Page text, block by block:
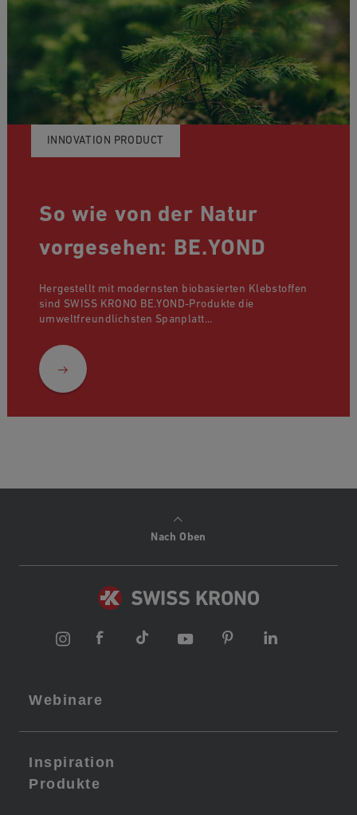
INNOVATION PRODUCT
So wie von der Natur
vorgesehen: BE.YOND
Hergestellt mit modernsten biobasierten Klebstoffen
sind SWISS KRONO BE.YOND-Produkte die
umweltfreundlichsten Spanplatt...
Nach Oben
Webinare
Inspiration
Produkte